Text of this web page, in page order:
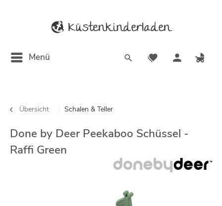
Menü
Übersicht Schalen & Teller
Done by Deer Peekaboo Schüssel -
Raffi Green